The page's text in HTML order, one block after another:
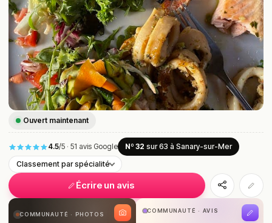
Ouvert maintenant
4.5/5 · 51 avis Google Nº 32 sur 63 à Sanary-sur-Mer
Classement par spécialité
Écrire un avis
COMMUNAUTÉ · PHOTOS
COMMUNAUTÉ · AVIS